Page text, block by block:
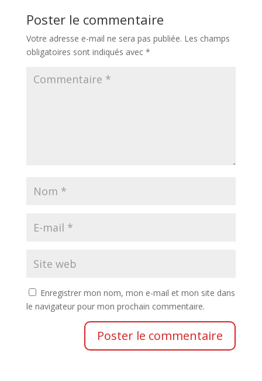
Poster le commentaire
Votre adresse e-mail ne sera pas publiée. Les champs
obligatoires sont indiqués avec *
Enregistrer mon nom, mon e-mail et mon site dans
le navigateur pour mon prochain commentaire.